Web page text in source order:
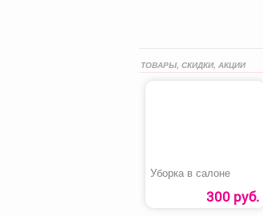
ТОВАРЫ, СКИДКИ, АКЦИИ
Уборка в салоне
300 руб.